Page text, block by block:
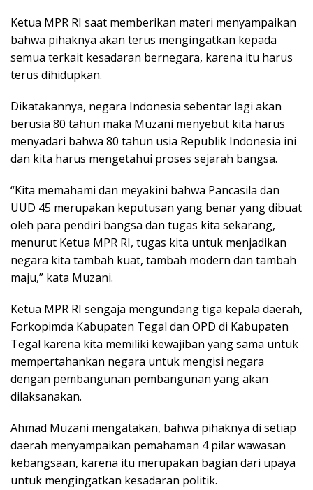
Ketua MPR RI saat memberikan materi menyampaikan
bahwa pihaknya akan terus mengingatkan kepada
semua terkait kesadaran bernegara, karena itu harus
terus dihidupkan.
Dikatakannya, negara Indonesia sebentar lagi akan
berusia 80 tahun maka Muzani menyebut kita harus
menyadari bahwa 80 tahun usia Republik Indonesia ini
dan kita harus mengetahui proses sejarah bangsa.
“Kita memahami dan meyakini bahwa Pancasila dan
UUD 45 merupakan keputusan yang benar yang dibuat
oleh para pendiri bangsa dan tugas kita sekarang,
menurut Ketua MPR RI, tugas kita untuk menjadikan
negara kita tambah kuat, tambah modern dan tambah
maju,” kata Muzani.
Ketua MPR RI sengaja mengundang tiga kepala daerah,
Forkopimda Kabupaten Tegal dan OPD di Kabupaten
Tegal karena kita memiliki kewajiban yang sama untuk
mempertahankan negara untuk mengisi negara
dengan pembangunan pembangunan yang akan
dilaksanakan.
Ahmad Muzani mengatakan, bahwa pihaknya di setiap
daerah menyampaikan pemahaman 4 pilar wawasan
kebangsaan, karena itu merupakan bagian dari upaya
untuk mengingatkan kesadaran politik.